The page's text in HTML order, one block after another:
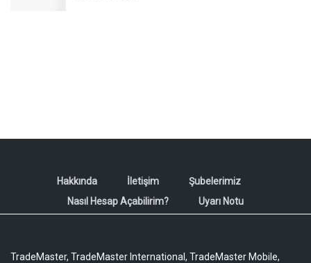
Hakkında İletişim
Şubelerimiz
Nasıl Hesap Açabilirim?
Uyarı Notu
TradeMaster, TradeMaster International, TradeMaster Mobile,